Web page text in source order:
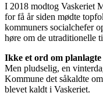
I 2018 modtog Vaskeriet
for få år siden mødte
kommuners socialchefer
høre om de utraditionelle
Ikke et ord om planlagte
Men pludselig, en
Kommune det såkaldte
blevet kaldt i Vaskeriet.